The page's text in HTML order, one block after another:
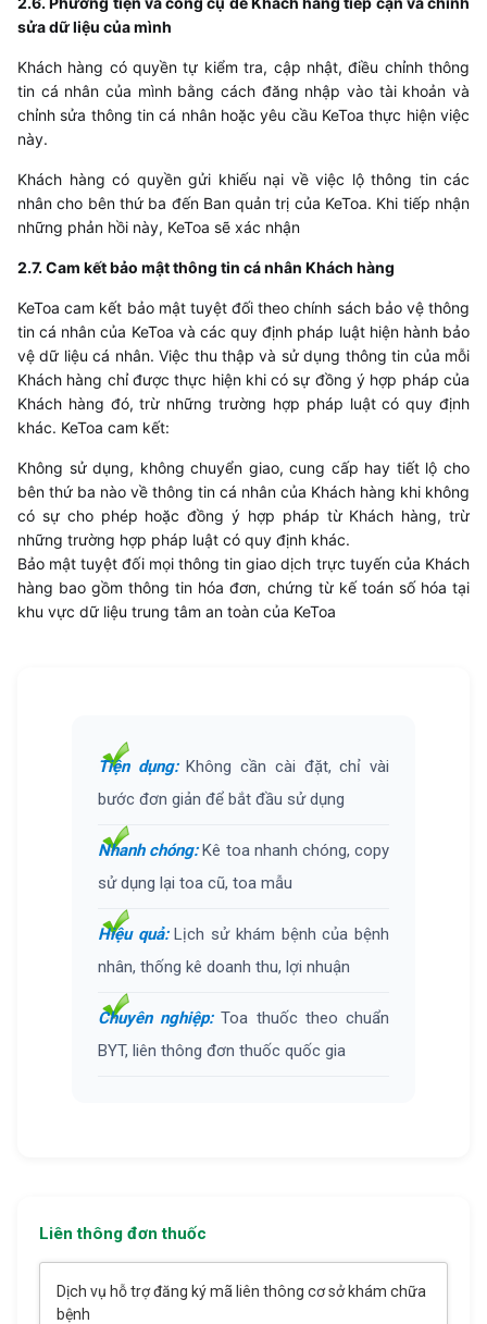
sửa dữ liệu của mình
Khách hàng có quyền tự kiểm tra, cập nhật, điều chỉnh thông
tin cá nhân của mình bằng cách đăng nhập vào tài khoản và
chỉnh sửa thông tin cá nhân hoặc yêu cầu KeToa thực hiện việc
này.
Khách hàng có quyền gửi khiếu nại về việc lộ thông tin các
nhân cho bên thứ ba đến Ban quản trị của KeToa. Khi tiếp nhận
những phản hồi này, KeToa sẽ xác nhận
2.7. Cam kết bảo mật thông tin cá nhân Khách hàng
KeToa cam kết bảo mật tuyệt đối theo chính sách bảo vệ thông
tin cá nhân của KeToa và các quy định pháp luật hiện hành bảo
vệ dữ liệu cá nhân. Việc thu thập và sử dụng thông tin của mỗi
Khách hàng chỉ được thực hiện khi có sự đồng ý hợp pháp của
Khách hàng đó, trừ những trường hợp pháp luật có quy định
khác. KeToa cam kết:
Không sử dụng, không chuyển giao, cung cấp hay tiết lộ cho
bên thứ ba nào về thông tin cá nhân của Khách hàng khi không
có sự cho phép hoặc đồng ý hợp pháp từ Khách hàng, trừ
những trường hợp pháp luật có quy định khác.
Bảo mật tuyệt đối mọi thông tin giao dịch trực tuyến của Khách
hàng bao gồm thông tin hóa đơn, chứng từ kế toán số hóa tại
khu vực dữ liệu trung tâm an toàn của KeToa
Tiện dụng:Không cần cài đặt, chỉ vài
bước đơn giản để bắt đầu sử dụng
Nhanh chóng:Kê toa nhanh chóng, copy
sử dụng lại toa cũ, toa mẫu
Hiệu quả:Lịch sử khám bệnh của bệnh
nhân, thống kê doanh thu, lợi nhuận
Chuyên nghiệp:Toa thuốc theo chuẩn
BYT, liên thông đơn thuốc quốc gia
Liên thông đơn thuốc
Dịch vụ hỗ trợ đăng ký mã liên thông cơ sở khám chữa
bệnh